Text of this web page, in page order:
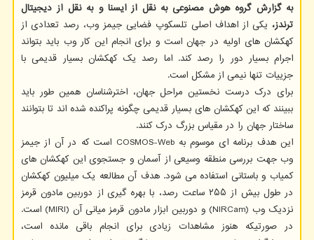
به گزارش گروه هوش مصنوعی به نقل از ایسنا و به نقل از دیجیتال
ترندز، یکی از اهداف اصلی تلسکوپ فضایی جیمز وب، رصد تعدادی از
کهکشان های اولیه در جهان است و برای انجام این کار وب باید بتواند
اجرام بسیار دور را رصد کند. اما رصد یک کهکشان بسیار قدیمی با
جزییات تنها نیمی از مشکل است.
برای درک درست نخستین مراحل جهان، اخترشناسان همین طور باید
ببینند که این کهکشان های بسیار قدیمی چگونه پراکنده شده اند تا بتوانند
ساختار جهان را در مقیاس بزرگ درک کنند.
این هدف برنامه ای موسوم به COSMOS-Web است که در آن از جیمز
وب جهت بررسی منطقه وسیعی از آسمان و جستجوی این کهکشان های
کمیاب و باستانی استفاده می شود. هدف آن مطالعه یک میلیون کهکشان
در طول بیش از ۲۵۵ ساعت رصد، با بهره گیری از دوربین مادون قرمز
نزدیک وب (NIRCam) و دوربین ابزار مادون قرمز میانی آن (MIRI) است.
در صورتیکه هنوز مشاهدات زیادی برای انجام باقی مانده است،